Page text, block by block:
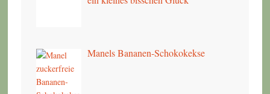
Manels Bananen-Schokokekse